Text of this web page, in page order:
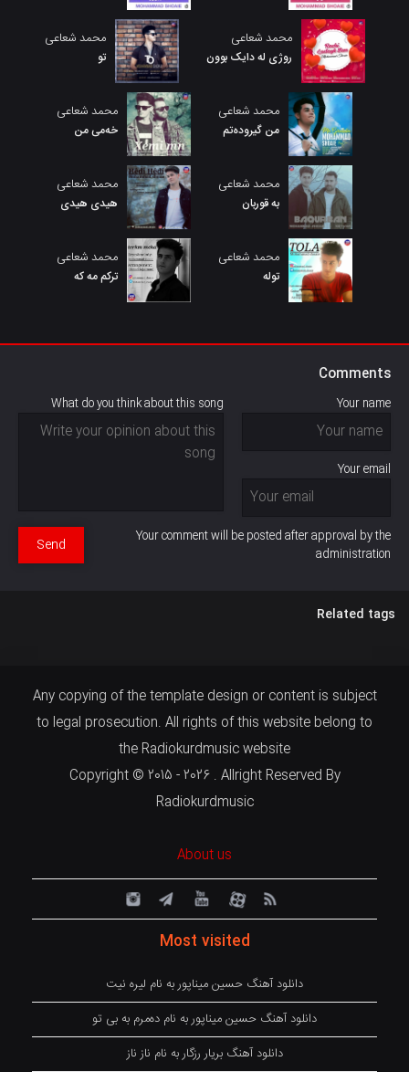
محمد شعاعی
روژی لە دایک بوون
محمد شعاعی
تو
محمد شعاعی
من گیرودەتم
محمد شعاعی
خەمی من
محمد شعاعی
به قوربان
محمد شعاعی
هیدی هیدی
محمد شعاعی
توله
محمد شعاعی
ترکم مه که
Comments
Your name
Your email
What do you think about this song
Your comment will be posted after approval by the
administration
Send
Related tags
Any copying of the template design or content is subject
to legal prosecution. All rights of this website belong to
the Radiokurdmusic website
Copyright © 2015 - 2026 . Allright Reserved By
Radiokurdmusic
About us
Most visited
دانلود آهنگ حسین میناپور به نام لیره نیت
دانلود آهنگ حسین میناپور به نام دەمرم بە بی تو
دانلود آهنگ بریار رزگار به نام ناز ناز